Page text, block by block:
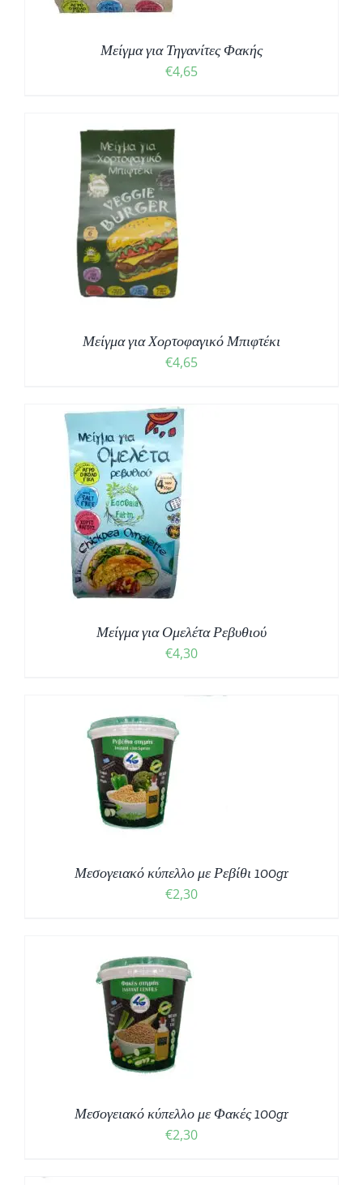
Μείγμα για Τηγανίτες Φακής
€4,65
Μείγμα για Χορτοφαγικό Μπιφτέκι
€4,65
Μείγμα για Ομελέτα Ρεβυθιού
€4,30
Μεσογειακό κύπελλο με Ρεβίθι 100gr
€2,30
Μεσογειακό κύπελλο με Φακές 100gr
€2,30